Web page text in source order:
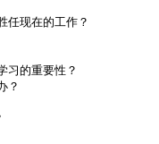
任现在的工作？
的重要性？
？